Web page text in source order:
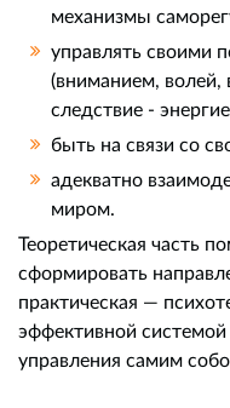
механизмы
управлять своими
(вниманием,
следствие -
быть на связи со
адекватно
миром.
Теоретическая часть
сформировать
практическая —
эффективной
управления самим